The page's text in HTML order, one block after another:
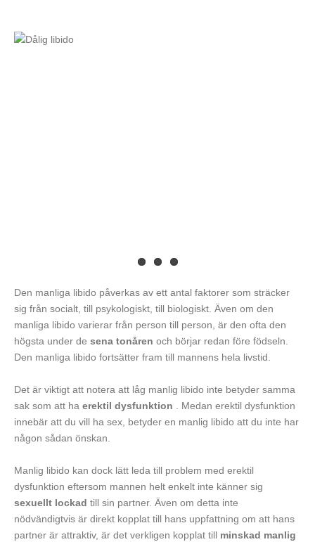
Den manliga libido påverkas av ett antal faktorer som sträcker
sig från socialt, till psykologiskt, till biologiskt. Även om den
manliga libido varierar från person till person, är den ofta den
högsta under de sena tonåren och börjar redan före födseln.
Den manliga libido fortsätter fram till mannens hela livstid.
Det är viktigt att notera att låg manlig libido inte betyder samma
sak som att ha erektil dysfunktion . Medan erektil dysfunktion
innebär att du vill ha sex, betyder en manlig libido att du inte har
någon sådan önskan.
Manlig libido kan dock lätt leda till problem med erektil
dysfunktion eftersom mannen helt enkelt inte känner sig
sexuellt lockad till sin partner. Även om detta inte
nödvändigtvis är direkt kopplat till hans uppfattning om att hans
partner är attraktiv, är det verkligen kopplat till minskad manlig